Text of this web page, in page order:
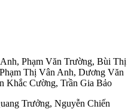
, Phạm Văn Trường, Bùi Thị
Phạm Thị Vân Anh, Dương Văn
Khắc Cường, Trần Gia Bảo
Trưởng, Nguyễn Chiến